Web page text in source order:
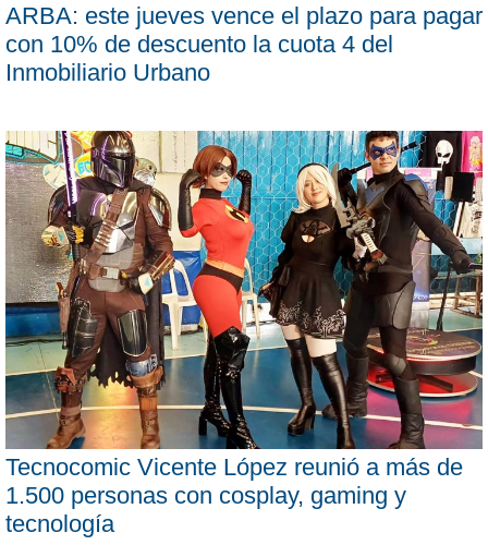
ARBA: este jueves vence el plazo para pagar
con 10% de descuento la cuota 4 del
Inmobiliario Urbano
Tecnocomic Vicente López reunió a más de
1.500 personas con cosplay, gaming y
tecnología